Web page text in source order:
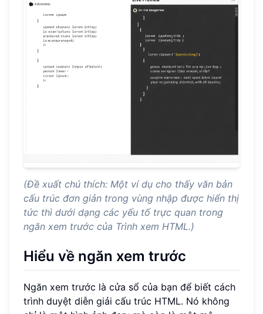
(Đề xuất chú thích: Một ví dụ cho thấy văn bản
cấu trúc đơn giản trong vùng nhập được hiển thị
tức thì dưới dạng các yếu tố trực quan trong
ngăn xem trước của Trình xem HTML.)
Hiểu về ngăn xem trước
Ngăn xem trước là cửa sổ của bạn để biết cách
trình duyệt diễn giải cấu trúc HTML. Nó không